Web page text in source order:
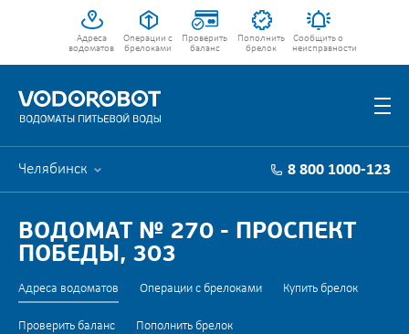
Адреса
водоматов
Операции с
брелоками
Проверить
баланс
Пополнить
брелок
Сообщить о
неисправности
Челябинск 8 800 1000-123
ВОДОМАТ № 270 - ПРОСПЕКТ
ПОБЕДЫ, 303
Адреса водоматов Операции с брелоками Купить брелок
Проверить баланс Пополнить брелок